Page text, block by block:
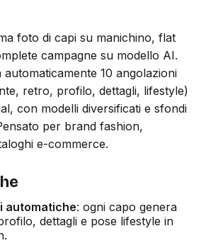
foto di capi su manichino, flat
campagne su modello AI.
10 angolazioni
retro, profilo, dettagli, lifestyle)
con modelli diversificati e sfondi
per brand fashion,
e-commerce.
automatiche: ogni capo genera
dettagli e pose lifestyle in